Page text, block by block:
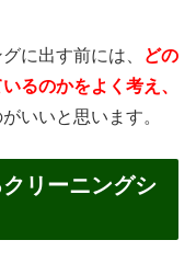
に出す前には、
どの
るのかをよく考え、
いいと思います。
リーニングシ